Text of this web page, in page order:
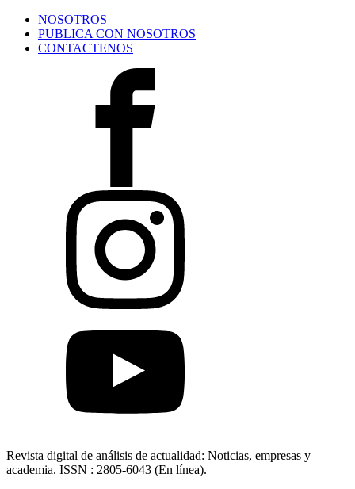
NOSOTROS
PUBLICA CON NOSOTROS
CONTACTENOS
Revista digital de análisis de actualidad: Noticias, empresas y
academia. ISSN : 2805-6043 (En línea).